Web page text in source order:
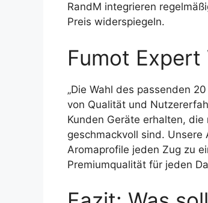
RandM integrieren
Preis widerspiegeln.
Fumot Expert
„Die Wahl des passenden
von Qualität und
Kunden Geräte erhalten,
geschmackvoll sind.
Aromaprofile jeden Zug zu
Premiumqualität für jeden